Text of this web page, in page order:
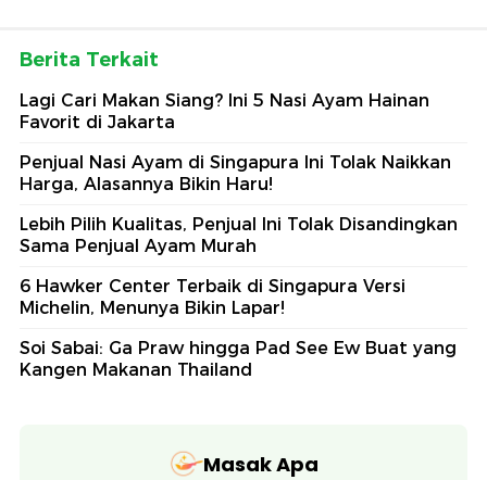
Berita Terkait
Lagi Cari Makan Siang? Ini 5 Nasi Ayam Hainan
Favorit di Jakarta
Penjual Nasi Ayam di Singapura Ini Tolak Naikkan
Harga, Alasannya Bikin Haru!
Lebih Pilih Kualitas, Penjual Ini Tolak Disandingkan
Sama Penjual Ayam Murah
6 Hawker Center Terbaik di Singapura Versi
Michelin, Menunya Bikin Lapar!
Soi Sabai: Ga Praw hingga Pad See Ew Buat yang
Kangen Makanan Thailand
Masak Apa